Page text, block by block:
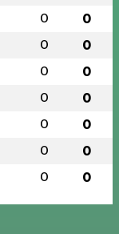
0 0
0 0
0 0
0 0
0 0
0 0
0 0